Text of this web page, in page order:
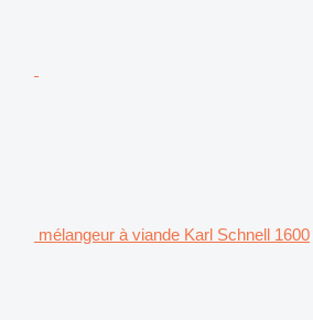
mélangeur à viande Karl Schnell 1600